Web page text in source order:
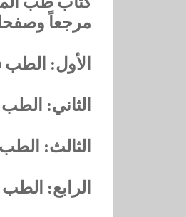
مرجعاً وصفحاته 214، ومن
الأول:
الثاني:
الثالث:
الرابع: